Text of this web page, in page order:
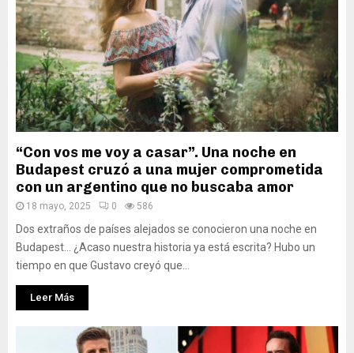
“Con vos me voy a casar”. Una noche en
Budapest cruzó a una mujer comprometida
con un argentino que no buscaba amor
18 mayo, 2025 0 586
Dos extraños de países alejados se conocieron una noche en
Budapest... ¿Acaso nuestra historia ya está escrita? Hubo un
tiempo en que Gustavo creyó que...
Leer Más